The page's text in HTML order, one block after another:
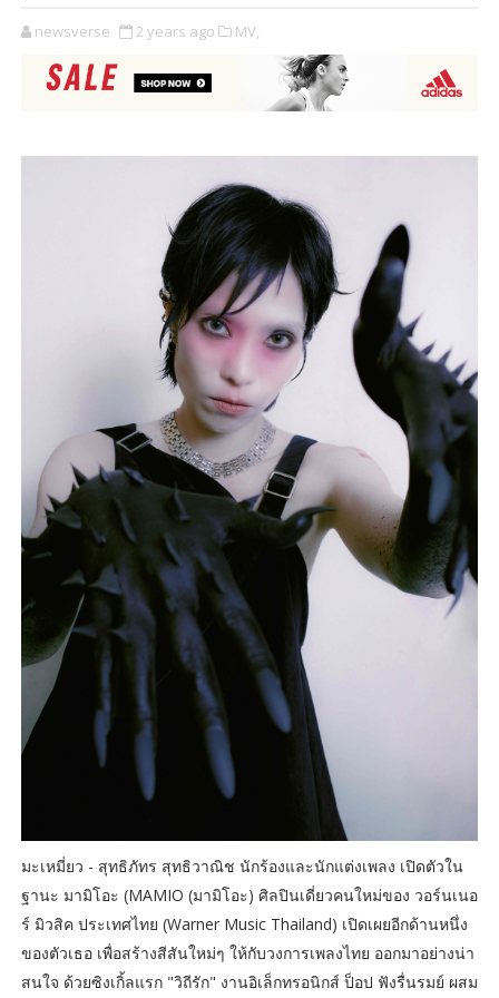
newsverse 2 years ago MV,
มะเหมี่ยว - สุทธิภัทร สุทธิวาณิช นักร้องและนักแต่งเพลง เปิดตัวใน
ฐานะ มามิโอะ (MAMIO (มามิโอะ) ศิลปินเดี่ยวคนใหม่ของ วอร์นเนอ
ร์ มิวสิค ประเทศไทย (Warner Music Thailand) เปิดเผยอีกด้านหนึ่ง
ของตัวเธอ เพื่อสร้างสีสันใหม่ๆ ให้กับวงการเพลงไทย ออกมาอย่างน่า
สนใจ ด้วยซิงเกิ้ลแรก "วิถีรัก" งานอิเล็กทรอนิกส์ ป็อป ฟังรื่นรมย์ ผสม